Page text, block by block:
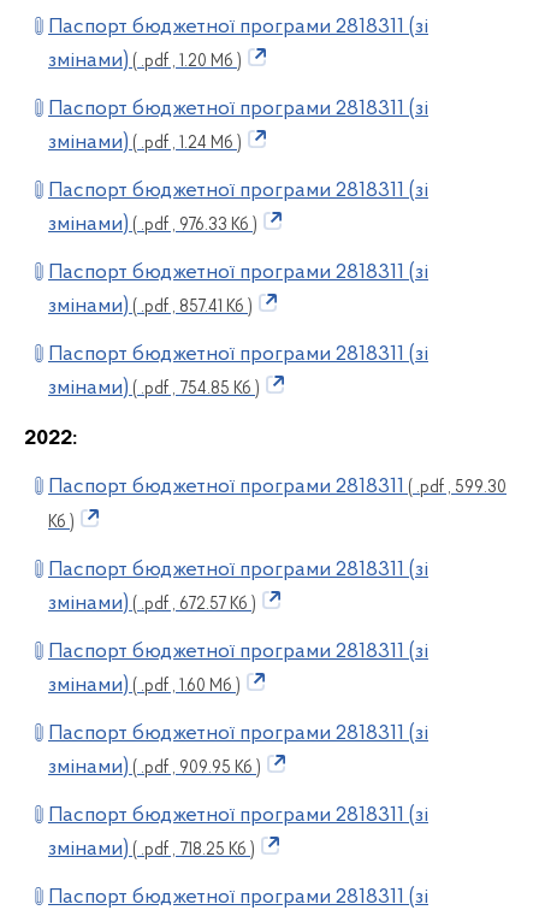
Паспорт бюджетної програми 2818311 (зі
змінами) ( .pdf , 1.20 Мб )
Паспорт бюджетної програми 2818311 (зі
змінами) ( .pdf , 1.24 Мб )
Паспорт бюджетної програми 2818311 (зі
змінами) ( .pdf , 976.33 Кб )
Паспорт бюджетної програми 2818311 (зі
змінами) ( .pdf , 857.41 Кб )
Паспорт бюджетної програми 2818311 (зі
змінами) ( .pdf , 754.85 Кб )
2022:
Паспорт бюджетної програми 2818311 ( .pdf , 599.30
Кб )
Паспорт бюджетної програми 2818311 (зі
змінами) ( .pdf , 672.57 Кб )
Паспорт бюджетної програми 2818311 (зі
змінами) ( .pdf , 1.60 Мб )
Паспорт бюджетної програми 2818311 (зі
змінами) ( .pdf , 909.95 Кб )
Паспорт бюджетної програми 2818311 (зі
змінами) ( .pdf , 718.25 Кб )
Паспорт бюджетної програми 2818311 (зі